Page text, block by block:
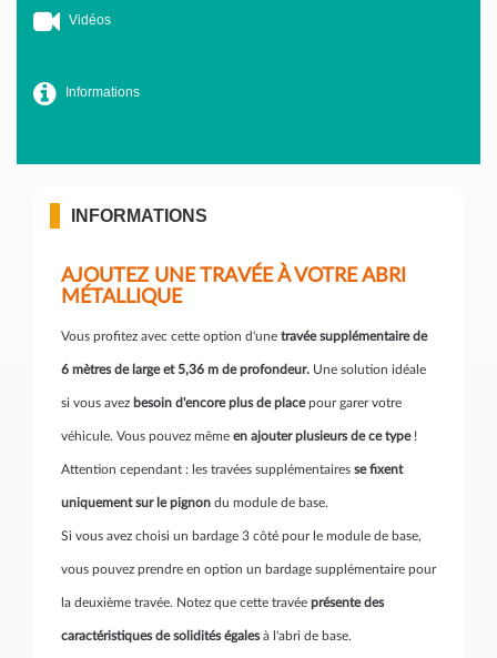
Vidéos
Informations
INFORMATIONS
AJOUTEZ UNE TRAVÉE À VOTRE ABRI
MÉTALLIQUE
Vous profitez avec cette option d'une travée supplémentaire de
6 mètres de large et 5,36 m de profondeur. Une solution idéale
si vous avez besoin d'encore plus de placepour garer votre
véhicule. Vous pouvez même en ajouter plusieurs de ce type!
Attention cependant : les travées supplémentaires se fixent
uniquement sur le pignon du module de base.
Si vous avez choisi un bardage 3 côté pour le module de base,
vous pouvez prendre en option un bardage supplémentaire pour
la deuxième travée. Notez que cette travée présente des
caractéristiques de solidités égalesà l'abri de base.